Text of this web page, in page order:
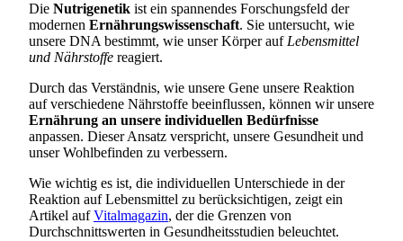
Die Nutrigenetik ist ein spannendes Forschungsfeld der
modernen Ernährungswissenschaft. Sie untersucht, wie
unsere DNA bestimmt, wie unser Körper auf Lebensmittel
und Nährstoffe reagiert.
Durch das Verständnis, wie unsere Gene unsere Reaktion
auf verschiedene Nährstoffe beeinflussen, können wir unsere
Ernährung an unsere individuellen Bedürfnisse
anpassen. Dieser Ansatz verspricht, unsere Gesundheit und
unser Wohlbefinden zu verbessern.
Wie wichtig es ist, die individuellen Unterschiede in der
Reaktion auf Lebensmittel zu berücksichtigen, zeigt ein
Artikel aufVitalmagazin, der die Grenzen von
Durchschnittswerten in Gesundheitsstudien beleuchtet.